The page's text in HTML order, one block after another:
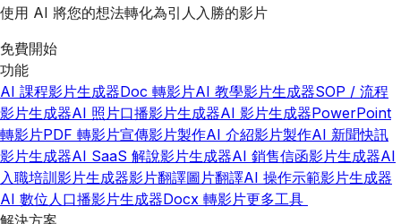
使用 AI 將您的想法轉化為引人入勝的影片
免費開始
功能
AI 課程影片生成器Doc 轉影片AI 教學影片生成器SOP / 流程
影片生成器AI 照片口播影片生成器AI 影片生成器PowerPoint
轉影片PDF 轉影片宣傳影片製作AI 介紹影片製作AI 新聞快訊
影片生成器AI SaaS 解說影片生成器AI 銷售信函影片生成器AI
入職培訓影片生成器影片翻譯圖片翻譯AI 操作示範影片生成器
AI 數位人口播影片生成器Docx 轉影片更多工具